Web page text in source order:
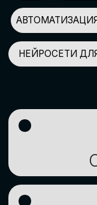
GLOBAL
ИЗУЧЕНИЯ
ПОДХОДОВ
БИЗНЕСА